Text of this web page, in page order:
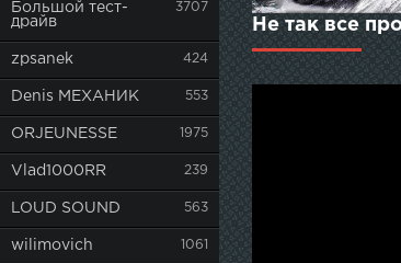
Большой тест-
драйв
3707
zpsanek 424
Denis МЕХАНИК 553
ORJEUNESSE 1975
Vlad1000RR 239
LOUD SOUND 563
wilimovich 1061
Не так все